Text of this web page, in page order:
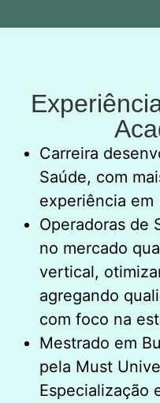
Carreira
Saúde, com
experiência em
Operadoras de
no mercado
vertical,
agregando
com foco na
Mestrado em
pela Must
Especialização